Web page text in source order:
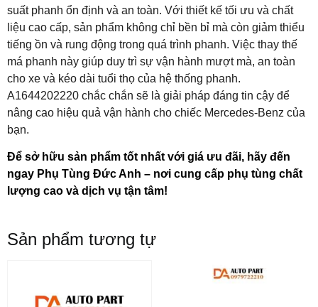
suất phanh ổn định và an toàn. Với thiết kế tối ưu và chất
liệu cao cấp, sản phẩm không chỉ bền bỉ mà còn giảm thiểu
tiếng ồn và rung động trong quá trình phanh. Việc thay thế
má phanh này giúp duy trì sự vận hành mượt mà, an toàn
cho xe và kéo dài tuổi thọ của hệ thống phanh.
A1644202220 chắc chắn sẽ là giải pháp đáng tin cậy để
nâng cao hiệu quả vận hành cho chiếc Mercedes-Benz của
bạn.
Để sở hữu sản phẩm tốt nhất với giá ưu đãi, hãy đến
ngay Phụ Tùng Đức Anh – nơi cung cấp phụ tùng chất
lượng cao và dịch vụ tận tâm!
Sản phẩm tương tự